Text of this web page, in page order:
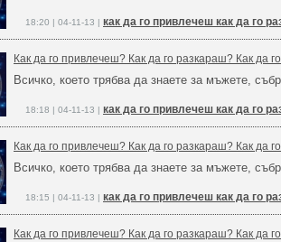
18:20 | 04-11-13 | как да го привлечеш как да го
Как да го привлечеш? Как да го разкараш? Как да
Всичко, което трябва да знаете за мъжете,
18:18 | 04-11-13 | как да го привлечеш как да го
Как да го привлечеш? Как да го разкараш? Как да
Всичко, което трябва да знаете за мъжете,
18:15 | 04-11-13 | как да го привлечеш как да го
Как да го привлечеш? Как да го разкараш? Как да